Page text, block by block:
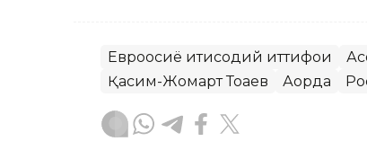
Евроосиё иқтисодий иттифоқи
Қасим-Жомарт Тоқаев
Ақорда